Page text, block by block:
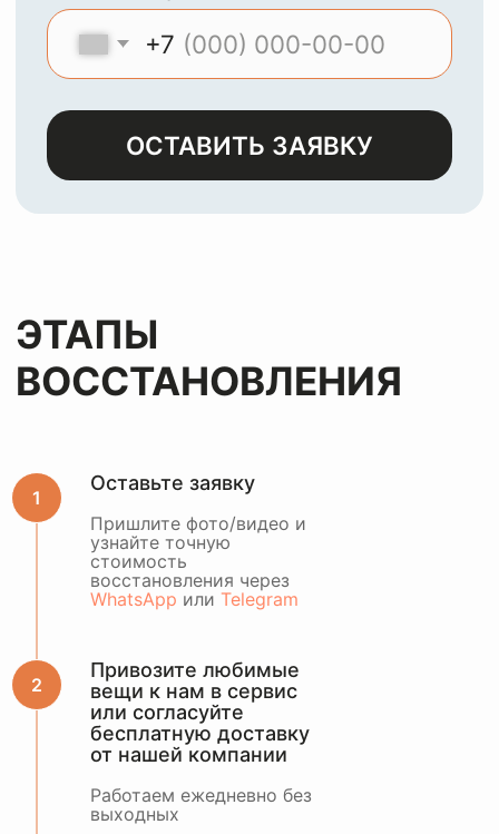
Оставьте заявку
Пришлите фото/видео и
узнайте точную
стоимость
восстановления через
WhatsApp или Telegram
Привозите любимые
вещи к нам в сервис
или согласуйте
бесплатную доставку
от нашей компании
Работаем ежедневно без
выходных
ОСТАВИТЬ ЗАЯВКУ
МЫЧИСТИМ И
ВОССТАНАВЛИВАЕМ
ЛЮБЫЕ ИЗДЕЛИЯ ИЗ
КОЖИ, ЗАМШИ,
ЛАКА И НУБУКА
Оставьте заявкуи мы с
или оценить по
WhatsApp